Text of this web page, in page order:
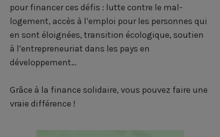
pour financer ces défis : lutte contre le mal-
logement, accès à l’emploi pour les personnes qui
en sont éloignées, transition écologique, soutien
à l’entrepreneuriat dans les pays en
développement…
Grâce à la finance solidaire, vous pouvez faire une
vraie différence !